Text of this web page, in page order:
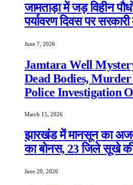
जामताड़ा में जड़ विहीन
पर्यावरण दिवस पर
June 7, 2026
Jamtara Well
Dead Bodies, Murder
Police Investigation
March 15, 2026
झारखंड में मानसून का
का बोनस, 23 जिले सूखे
June 20, 2026